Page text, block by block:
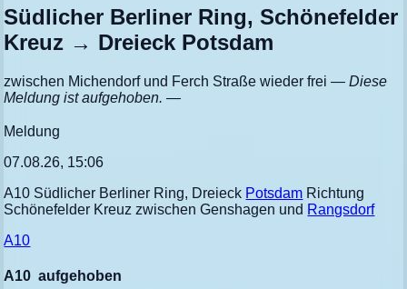
Südlicher Berliner Ring, Schönefelder
Kreuz → Dreieck Potsdam
zwischen Michendorf und Ferch Straße wieder frei— Diese
Meldung ist aufgehoben. —
Meldung
07.08.26, 15:06
A10 Südlicher Berliner Ring, Dreieck Potsdam Richtung
Schönefelder Kreuz zwischen Genshagen und Rangsdorf
A10
A10 aufgehoben